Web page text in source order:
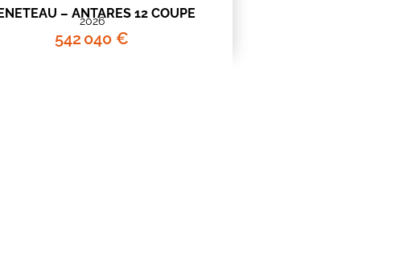
– ANTARES 12 COUPE
2026
542 040 €